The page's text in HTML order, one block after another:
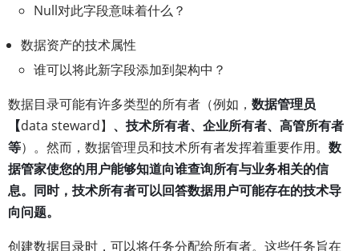
Null对此字段意味着什么？
数据资产的技术属性
谁可以将此新字段添加到架构中？
数据目录可能有许多类型的所有者（例如， 数据管理员
【data steward】 、技术所有者、企业所有者、高管所有者
等）。然而，数据管理员和技术所有者发挥着重要作用。 数
据管家使您的用户能够知道向谁查询所有与业务相关的信
息。同时，技术所有者可以回答数据用户可能存在的技术导
向问题。
创建数据目录时，可以将任务分配给所有者。这些任务旨在